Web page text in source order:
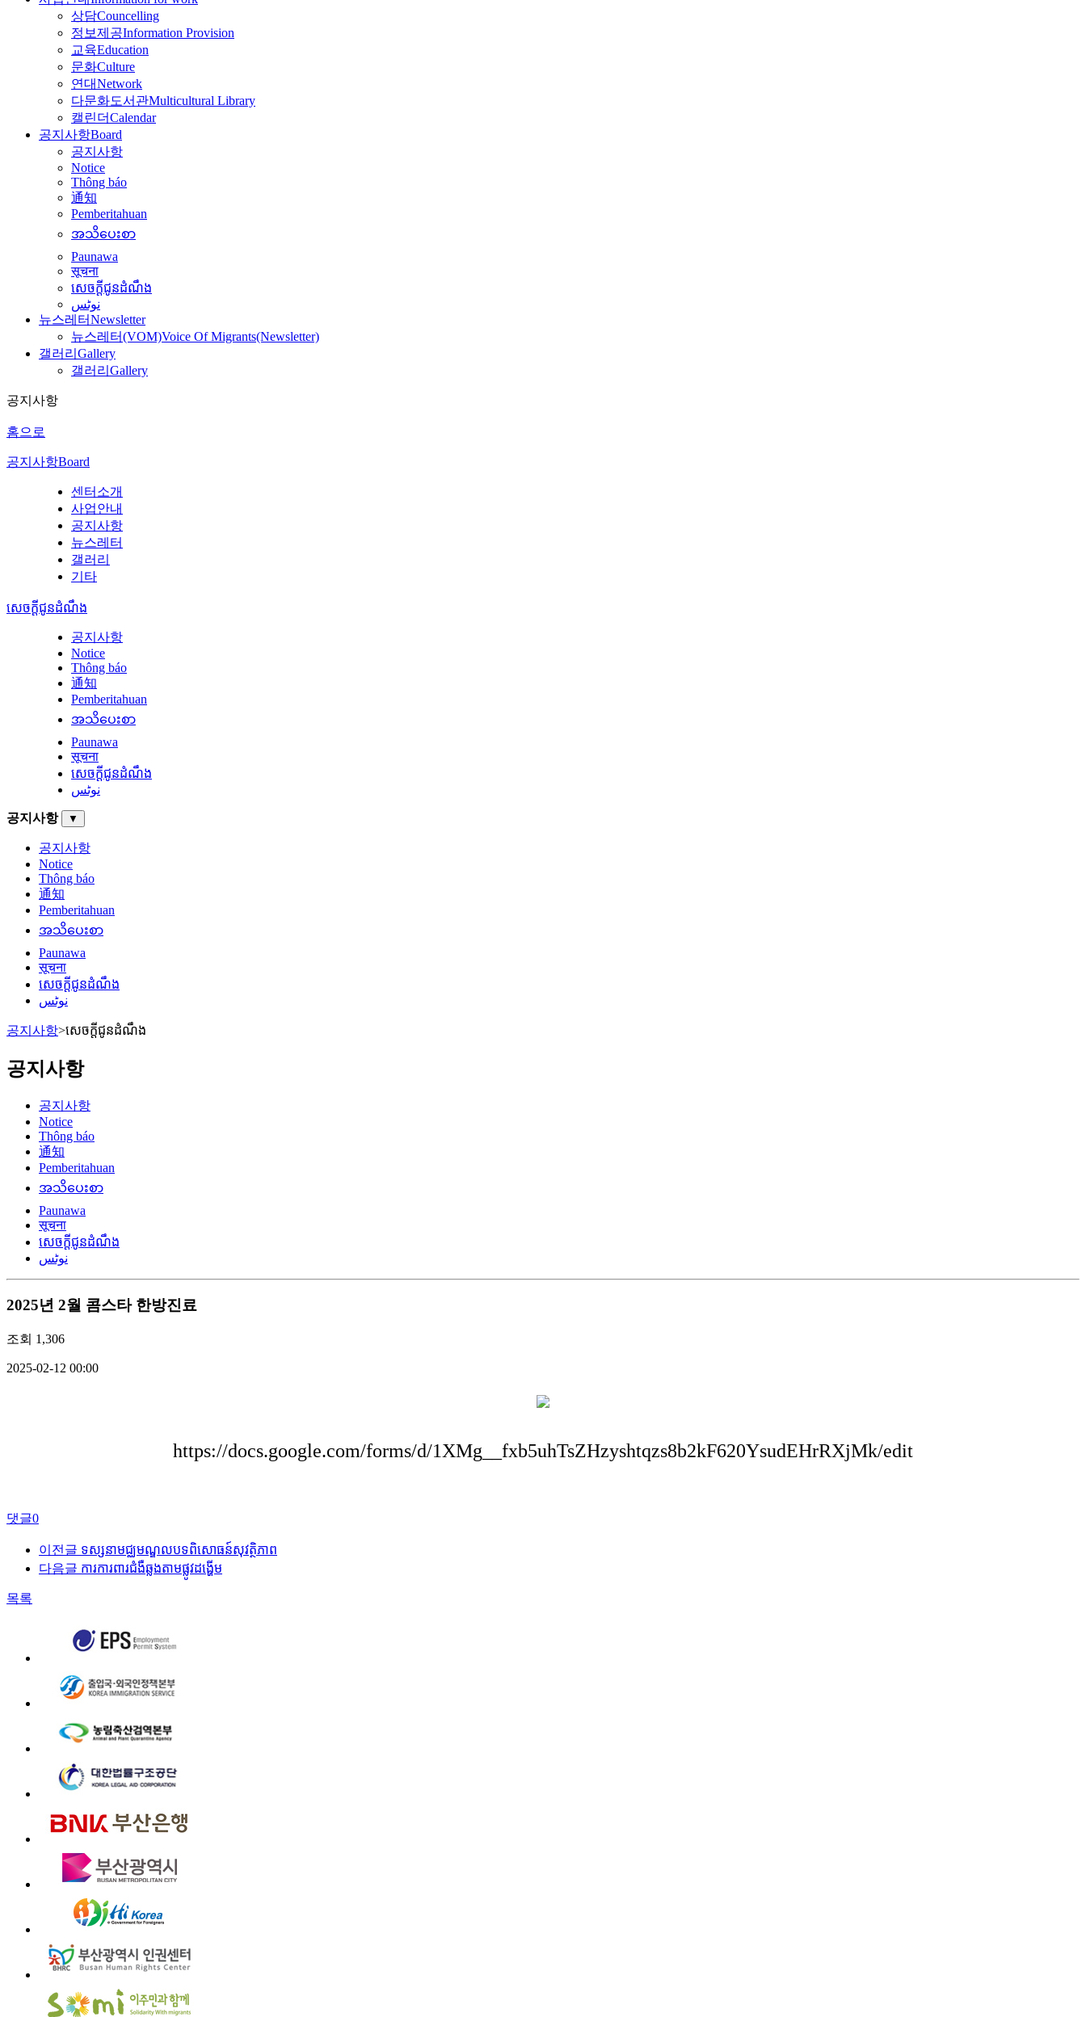
상담Councelling
정보제공Information Provision
교육Education
문화Culture
연대Network
다문화도서관Multicultural Library
캘린더Calendar
공지사항Board
공지사항
Notice
Thông báo
通知
Pemberitahuan
အသိပေးစာ
Paunawa
सूचना
សេចក្តីជូនដំណឹង
نوٹس
뉴스레터Newsletter
뉴스레터(VOM)Voice Of Migrants(Newsletter)
갤러리 Gallery
갤러리 Gallery
공지사항
홈으로
공지사항Board
센터소개
사업안내
공지사항
뉴스레터
갤러리
기타
សេចក្តីជូនដំណឹង
공지사항
Notice
Thông báo
通知
Pemberitahuan
အသိပေးစာ
Paunawa
सूचना
សេចក្តីជូនដំណឹង
نوٹس
공지사항 ▼
공지사항
Notice
Thông báo
通知
Pemberitahuan
အသိပေးစာ
Paunawa
सूचना
សេចក្តីជូនដំណឹង
نوٹس
공지사항>សេចក្តីជូនដំណឹង
공지사항
공지사항
Notice
Thông báo
通知
Pemberitahuan
အသိပေးစာ
Paunawa
सूचना
សេចក្តីជូនដំណឹង
نوٹس
2025년 2월 콤스타 한방진료
조회 1,306
2025-02-12 00:00
https://docs.google.com/forms/d/1XMg__fxb5uhTsZHzyshtqzs8b2kF620YsudEHrRXjMk/edit
댓글0
이전글 ទស្សនាមជ្ឈមណ្ឌលបទពិសោធន៍សុវត្ថិភាព
다음글 ការការពារជំងឺឆ្លងតាមផ្លូវដង្ហើម
목록